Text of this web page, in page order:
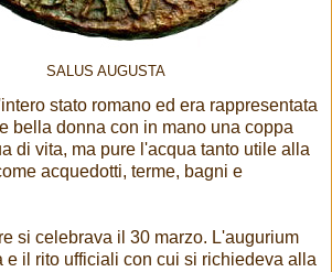
SALUS AUGUSTA
stato romano ed era rappresentata
bella donna con in mano una coppa
di vita, ma pure l'acqua tanto utile alla
acquedotti, terme, bagni e
si celebrava il 30 marzo. L'augurium
e il rito ufficiali con cui si richiedeva alla